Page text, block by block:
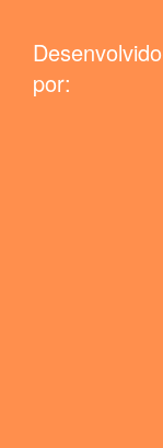
Desenvolvido
por: